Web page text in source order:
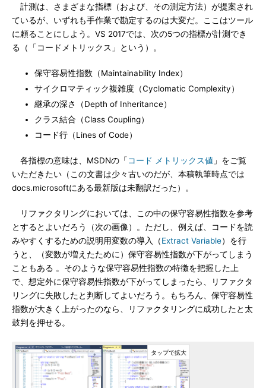
計測は、さまざまな指標（および、その測定方法）が提案され
ているが、いずれも手作業で勘定するのは大変だ。ここはツール
に頼ることにしよう。VS 2017では、次の5つの指標が計測でき
る（「コードメトリックス」という）。
保守容易性指数（Maintainability Index）
サイクロマティック複雑度（Cyclomatic Complexity）
継承の深さ（Depth of Inheritance）
クラス結合（Class Coupling）
コード行（Lines of Code）
各指標の意味は、MSDNの「 コード メトリックス値 」をご覧
いただきたい（この文書は少々古いのだが、本稿執筆時点では
docs.microsoftにある最新版は未翻訳だった）。
リファクタリングにおいては、この中の保守容易性指数を参考
とするとよいだろう（次の画像）。ただし、例えば、コードを読
みやすくするための説明用変数の導入（Extract Variable）を行
うと、（変数が増えたために）保守容易性指数が下がってしまう
こともある 。そのような保守容易性指数の特徴を把握した上
で、想定外に保守容易性指数が下がってしまったら、リファクタ
リングに失敗したと判断してよいだろう。もちろん、保守容易性
指数が大きく上がったのなら、リファクタリングに成功したと太
鼓判を押せる。